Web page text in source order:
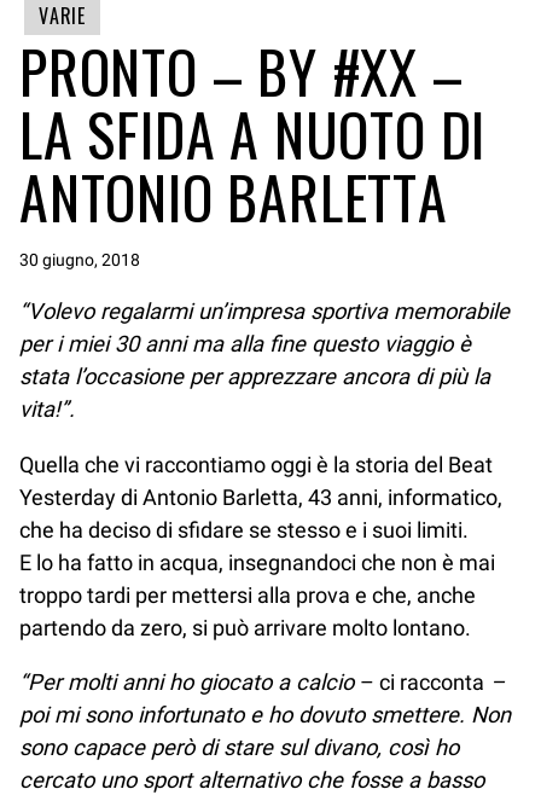
VARIE
PRONTO – BY #XX –
LA SFIDA A NUOTO DI
ANTONIO BARLETTA
30 giugno, 2018
“Volevo regalarmi un’impresa sportiva memorabile
per i miei 30 anni ma alla fine questo viaggio è
stata l’occasione per apprezzare ancora di più la
vita!”.
Quella che vi raccontiamo oggi è la storia del Beat
Yesterday di Antonio Barletta, 43 anni, informatico,
che ha deciso di sfidare se stesso e i suoi limiti.
E lo ha fatto in acqua, insegnandoci che non è mai
troppo tardi per mettersi alla prova e che, anche
partendo da zero, si può arrivare molto lontano.
“Per molti anni ho giocato a calcio – ci racconta –
poi mi sono infortunato e ho dovuto smettere. Non
sono capace però di stare sul divano, così ho
cercato uno sport alternativo che fosse a basso